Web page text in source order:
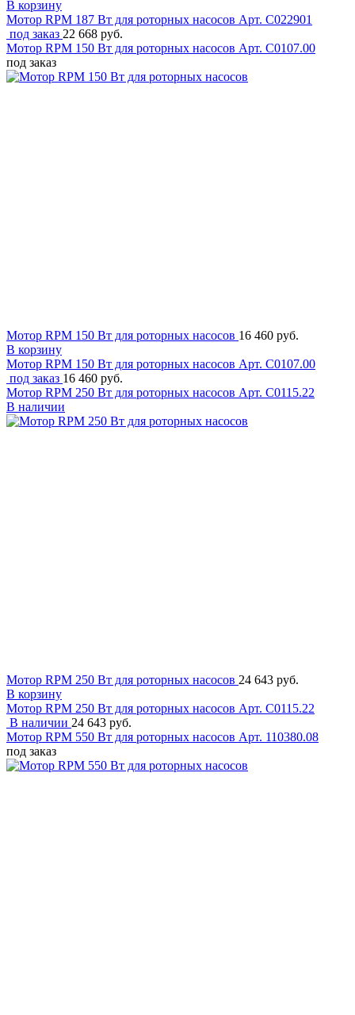
В корзину
Мотор RPM 187 Вт для роторных насосов Арт. C022901
под заказ 22 668 руб.
Мотор RPM 150 Вт для роторных насосов Арт. C0107.00
под заказ
Мотор RPM 150 Вт для роторных насосов 16 460 руб.
В корзину
Мотор RPM 150 Вт для роторных насосов Арт. C0107.00
под заказ 16 460 руб.
Мотор RPM 250 Вт для роторных насосов Арт. C0115.22
В наличии
Мотор RPM 250 Вт для роторных насосов 24 643 руб.
В корзину
Мотор RPM 250 Вт для роторных насосов Арт. C0115.22
В наличии 24 643 руб.
Мотор RPM 550 Вт для роторных насосов Арт. 110380.08
под заказ